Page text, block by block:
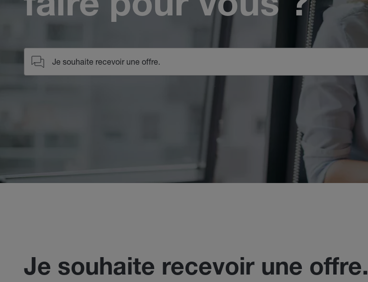
faire pour vous ?
Je souhaite recevoir une offre.